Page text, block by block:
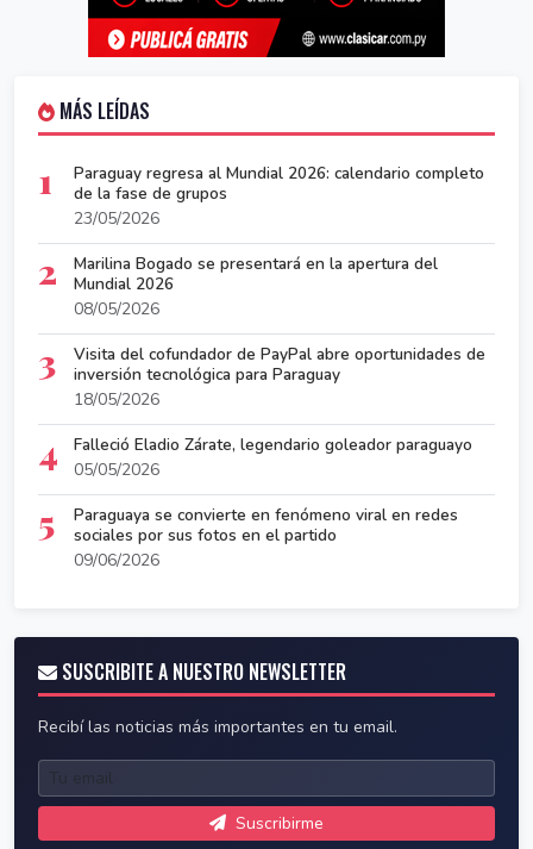
MÁS LEÍDAS
1
Paraguay regresa al Mundial 2026: calendario completo
de la fase de grupos
23/05/2026
2
Marilina Bogado se presentará en la apertura del
Mundial 2026
08/05/2026
3
Visita del cofundador de PayPal abre oportunidades de
inversión tecnológica para Paraguay
18/05/2026
4
Falleció Eladio Zárate, legendario goleador paraguayo
05/05/2026
5
Paraguaya se convierte en fenómeno viral en redes
sociales por sus fotos en el partido
09/06/2026
SUSCRIBITE A NUESTRO NEWSLETTER
Recibí las noticias más importantes en tu email.
Suscribirme